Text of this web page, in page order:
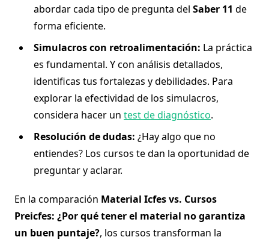
abordar cada tipo de pregunta del Saber 11 de
forma eficiente.
Simulacros con retroalimentación: La práctica
es fundamental. Y con análisis detallados,
identificas tus fortalezas y debilidades. Para
explorar la efectividad de los simulacros,
considera hacer un test de diagnóstico.
Resolución de dudas: ¿Hay algo que no
entiendes? Los cursos te dan la oportunidad de
preguntar y aclarar.
En la comparación Material Icfes vs. Cursos
Preicfes: ¿Por qué tener el material no garantiza
un buen puntaje?, los cursos transforman la